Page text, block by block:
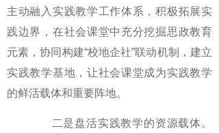
主动融入实践教学工作体系，积极拓展实
践边界，在社会课堂中充分挖掘思政教育
元素，协同构建“校地企社”联动机制，建立
实践教学基地，让社会课堂成为实践教学
的鲜活载体和重要阵地。
二是盘活实践教学的资源载体。